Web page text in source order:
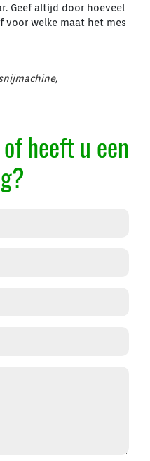
Geef altijd door hoeveel
voor welke maat het mes
,
heeft u een